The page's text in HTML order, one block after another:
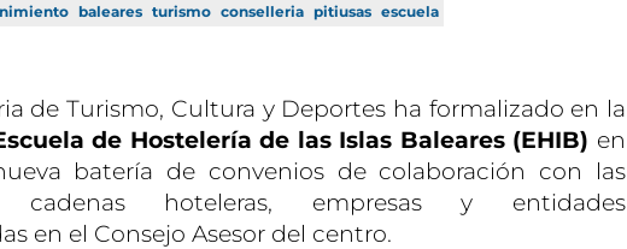
baleares turismo conselleria pitiusas escuela
de Turismo, Cultura y Deportes ha formalizado en la
de Hostelería de las Islas Baleares (EHIB) en
batería de convenios de colaboración con las
cadenas hoteleras, empresas y entidades
en el Consejo Asesor del centro.